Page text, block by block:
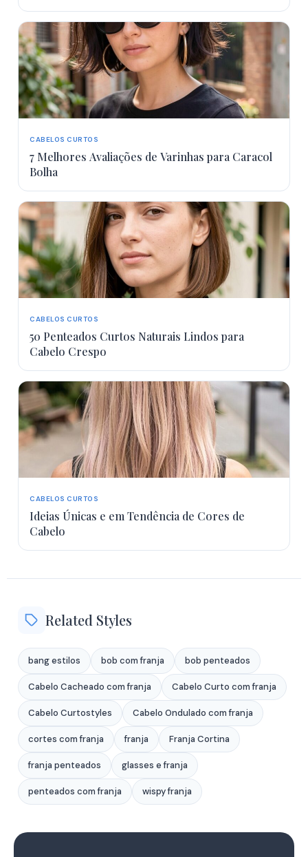
CABELOS CURTOS
7 Melhores Avaliações de Varinhas para Caracol
Bolha
CABELOS CURTOS
50 Penteados Curtos Naturais Lindos para
Cabelo Crespo
CABELOS CURTOS
Ideias Únicas e em Tendência de Cores de
Cabelo
Related Styles
bang estilos bob com franja bob penteados
Cabelo Cacheado com franja Cabelo Curto com franja
Cabelo Curtostyles Cabelo Ondulado com franja
cortes com franja franja Franja Cortina
franja penteados glasses e franja
penteados com franja wispy franja